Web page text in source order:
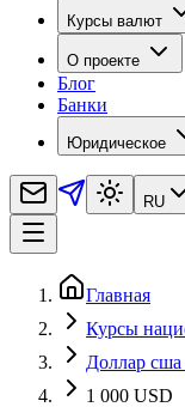
Курсы валют
О проекте
Блог
Банки
Юридическое
RU
Главная
Курсы
Доллар
1 000 USD